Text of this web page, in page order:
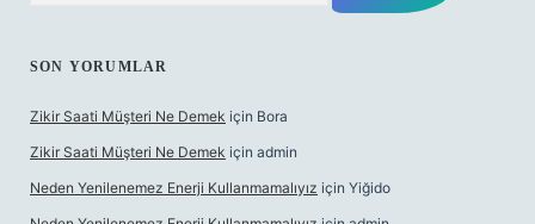
SON YORUMLAR
Zikir Saati Müşteri Ne Demek için Bora
Zikir Saati Müşteri Ne Demek için admin
Neden Yenilenemez Enerji Kullanmamalıyız için Yiğido